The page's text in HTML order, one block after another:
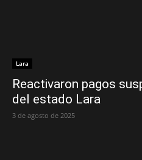
Lara
Reactivaron pagos
del estado Lara
3 de agosto de 2025